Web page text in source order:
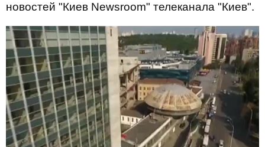
новостей "Киев Newsroom" телеканала "Киев".